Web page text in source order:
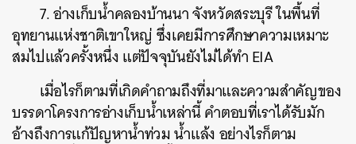
7. อ่างเก็บน้ำคลองบ้านนา จังหวัดสระบุรี ในพื้นที่
อุทยานแห่งชาติเขาใหญ่ ซึ่งเคยมีการศึกษาความเหมาะ
สมไปแล้วครั้งหนึ่ง แต่ปัจจุบันยังไม่ได้ทำ EIA
เมื่อไรก็ตามที่เกิดคำถามถึงที่มาและความสำคัญของ
บรรดาโครงการอ่างเก็บน้ำเหล่านี้ คำตอบที่เราได้รับมัก
อ้างถึงการแก้ปัญหาน้ำท่วม น้ำแล้ง อย่างไรก็ตาม
ค้นหา
SHARE LINE